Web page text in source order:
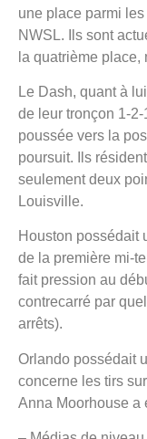
une place parmi
NWSL. Ils sont
la quatrième
Le Dash, quant à
de leur tronçon 1-
poussée vers la
poursuit. Ils
seulement deux
Louisville.
Houston possédait
de la première mi-
fait pression au
contrecarré par
arrêts).
Orlando possédait
concerne les tirs
Anna Moorhouse a